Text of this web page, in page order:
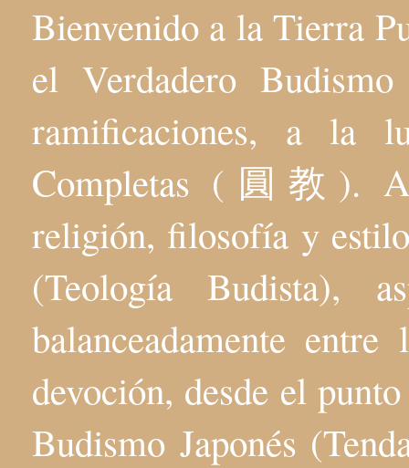
Bienvenido a la Tierra
el Verdadero
ramificaciones, a la
Completas (圓教).
religión, filosofía y
(Teología Budista),
balanceadamente
devoción, desde el
Budismo Japonés